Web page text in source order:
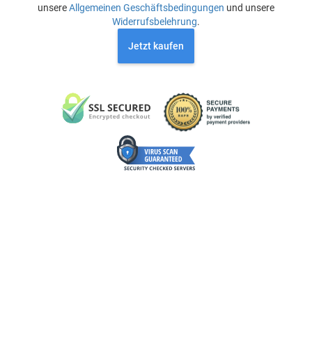
unsereAllgemeinen Geschäftsbedingungen und unsere
Widerrufsbelehrung.
Jetzt kaufen